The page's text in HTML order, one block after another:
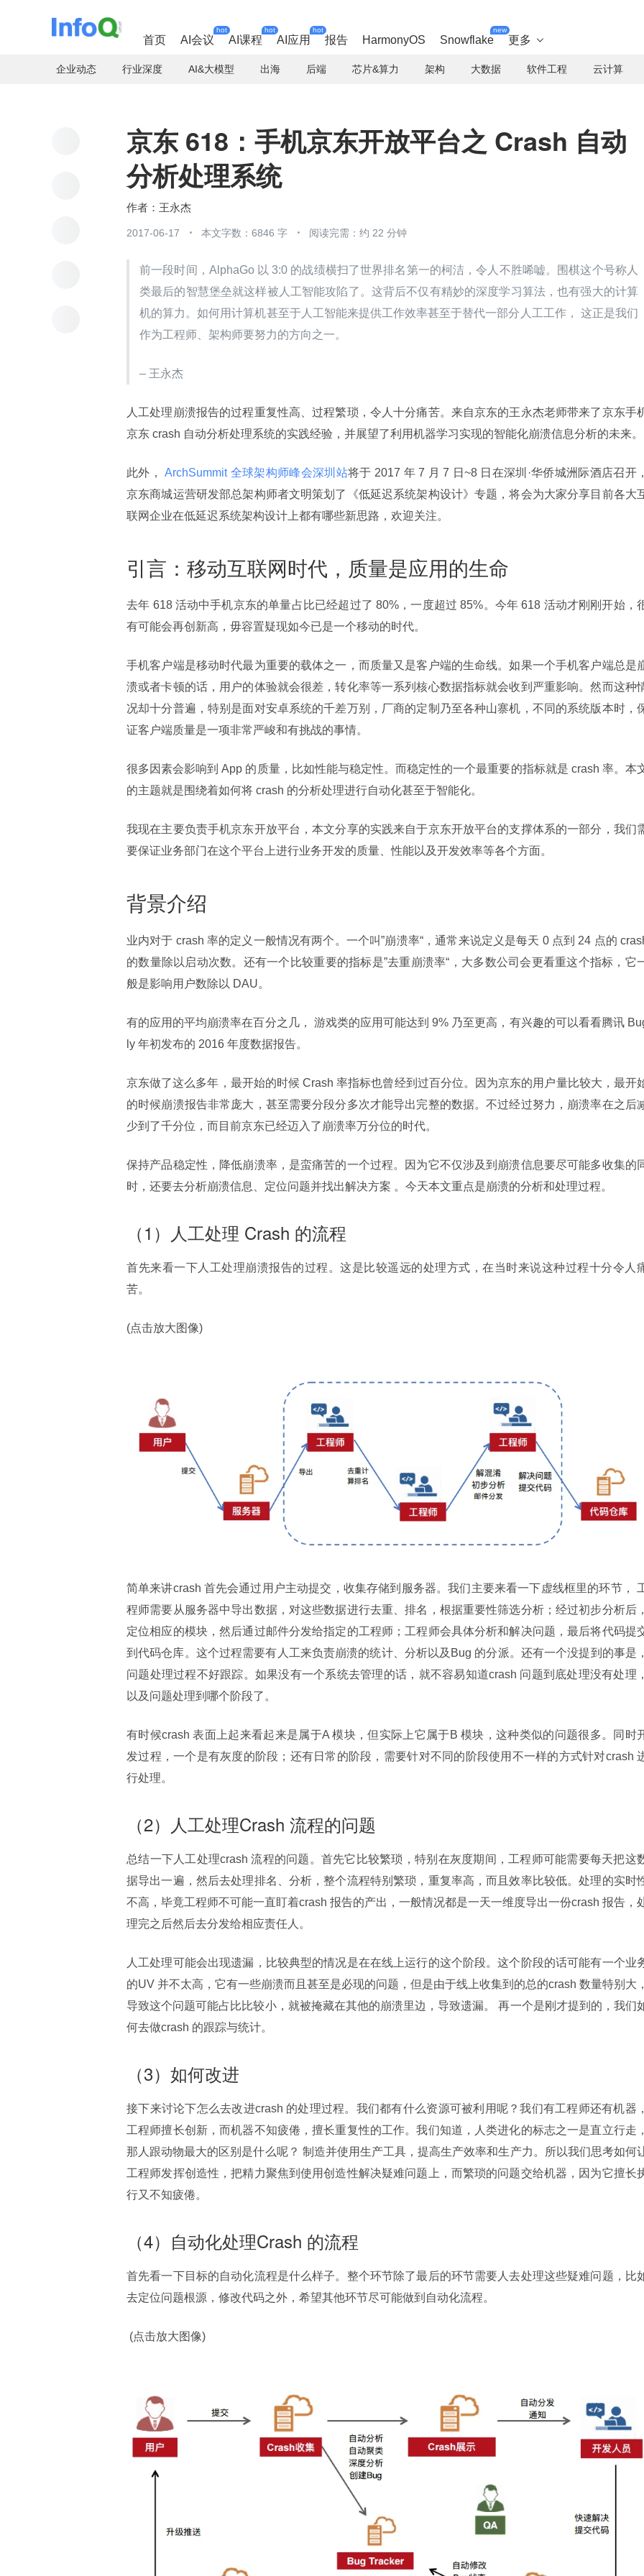
首页 AI会议
hot
AI课程
hot
AI应用
hot
报告 HarmonyOS Snowflake
new
更多 
企业动态 行业深度 AI&大模型 出海 后端 芯片&算力 架构 大数据 软件工程 云计算
京东 618：手机京东开放平台之 Crash 自动
分析处理系统
王永杰
2017-06-17 本文字数：6846 字 阅读完需：约 22 分钟
前一段时间，AlphaGo 以 3:0 的战绩横扫了世界排名第一的柯洁，令人不胜唏嘘。围棋这个号称人
类最后的智慧堡垒就这样被人工智能攻陷了。这背后不仅有精妙的深度学习算法，也有强大的计算
机的算力。如何用计算机甚至于人工智能来提供工作效率甚至于替代一部分人工工作， 这正是我们
作为工程师、架构师要努力的方向之一。
– 王永杰
人工处理崩溃报告的过程重复性高、过程繁琐，令人十分痛苦。来自京东的王永杰老师带来了京东手
京东 crash 自动分析处理系统的实践经验，并展望了利用机器学习实现的智能化崩溃信息分析的未来。
此外， ArchSummit 全球架构师峰会深圳站将于 2017 年 7 月 7 日~8 日在深圳·华侨城洲际酒店召开，
京东商城运营研发部总架构师者文明策划了《低延迟系统架构设计》专题，将会为大家分享目前各大
联网企业在低延迟系统架构设计上都有哪些新思路，欢迎关注。
引言：移动互联网时代，质量是应用的生命
去年 618 活动中手机京东的单量占比已经超过了 80%，一度超过 85%。今年 618 活动才刚刚开始，
有可能会再创新高，毋容置疑现如今已是一个移动的时代。
手机客户端是移动时代最为重要的载体之一，而质量又是客户端的生命线。如果一个手机客户端总是
溃或者卡顿的话，用户的体验就会很差，转化率等一系列核心数据指标就会收到严重影响。然而这种
况却十分普遍，特别是面对安卓系统的千差万别，厂商的定制乃至各种山寨机，不同的系统版本时，
证客户端质量是一项非常严峻和有挑战的事情。
很多因素会影响到 App 的质量，比如性能与稳定性。而稳定性的一个最重要的指标就是 crash 率。本
的主题就是围绕着如何将 crash 的分析处理进行自动化甚至于智能化。
我现在主要负责手机京东开放平台，本文分享的实践来自于京东开放平台的支撑体系的一部分，我们
要保证业务部门在这个平台上进行业务开发的质量、性能以及开发效率等各个方面。
背景介绍
业内对于 crash 率的定义一般情况有两个。一个叫”崩溃率“，通常来说定义是每天 0 点到 24 点的
的数量除以启动次数。还有一个比较重要的指标是”去重崩溃率“，大多数公司会更看重这个指标，它
般是影响用户数除以 DAU。
有的应用的平均崩溃率在百分之几， 游戏类的应用可能达到 9% 乃至更高，有兴趣的可以看看腾讯
ly 年初发布的 2016 年度数据报告。
京东做了这么多年，最开始的时候 Crash 率指标也曾经到过百分位。因为京东的用户量比较大，最开
的时候崩溃报告非常庞大，甚至需要分段分多次才能导出完整的数据。不过经过努力，崩溃率在之后
少到了千分位，而目前京东已经迈入了崩溃率万分位的时代。
保持产品稳定性，降低崩溃率，是蛮痛苦的一个过程。因为它不仅涉及到崩溃信息要尽可能多收集的
时，还要去分析崩溃信息、定位问题并找出解决方案 。今天本文重点是崩溃的分析和处理过程。
（1）人工处理 Crash 的流程
首先来看一下人工处理崩溃报告的过程。这是比较遥远的处理方式，在当时来说这种过程十分令人
苦。
(点击放大图像)
简单来讲crash 首先会通过用户主动提交，收集存储到服务器。我们主要来看一下虚线框里的环节，
程师需要从服务器中导出数据，对这些数据进行去重、排名，根据重要性筛选分析；经过初步分析后，
定位相应的模块，然后通过邮件分发给指定的工程师；工程师会具体分析和解决问题，最后将代码提
到代码仓库。这个过程需要有人工来负责崩溃的统计、分析以及Bug 的分派。还有一个没提到的事是，
问题处理过程不好跟踪。如果没有一个系统去管理的话，就不容易知道crash 问题到底处理没有处理，
以及问题处理到哪个阶段了。
有时候crash 表面上起来看起来是属于A 模块，但实际上它属于B 模块，这种类似的问题很多。同时
发过程，一个是有灰度的阶段；还有日常的阶段，需要针对不同的阶段使用不一样的方式针对crash
行处理。
（2）人工处理Crash 流程的问题
总结一下人工处理crash 流程的问题。首先它比较繁琐，特别在灰度期间，工程师可能需要每天把这
据导出一遍，然后去处理排名、分析，整个流程特别繁琐，重复率高，而且效率比较低。处理的实时
不高，毕竟工程师不可能一直盯着crash 报告的产出，一般情况都是一天一维度导出一份crash 报告，
理完之后然后去分发给相应责任人。
人工处理可能会出现遗漏，比较典型的情况是在在线上运行的这个阶段。这个阶段的话可能有一个业
的UV 并不太高，它有一些崩溃而且甚至是必现的问题，但是由于线上收集到的总的crash 数量特别大，
导致这个问题可能占比比较小，就被掩藏在其他的崩溃里边，导致遗漏。 再一个是刚才提到的，我们
何去做crash 的跟踪与统计。
（3）如何改进
接下来讨论下怎么去改进crash 的处理过程。我们都有什么资源可被利用呢？我们有工程师还有机器，
工程师擅长创新，而机器不知疲倦，擅长重复性的工作。我们知道，人类进化的标志之一是直立行走，
那人跟动物最大的区别是什么呢？ 制造并使用生产工具，提高生产效率和生产力。所以我们思考如何
工程师发挥创造性，把精力聚焦到使用创造性解决疑难问题上，而繁琐的问题交给机器，因为它擅长
行又不知疲倦。
（4）自动化处理Crash 的流程
首先看一下目标的自动化流程是什么样子。整个环节除了最后的环节需要人去处理这些疑难问题，比
去定位问题根源，修改代码之外，希望其他环节尽可能做到自动化流程。
(点击放大图像)